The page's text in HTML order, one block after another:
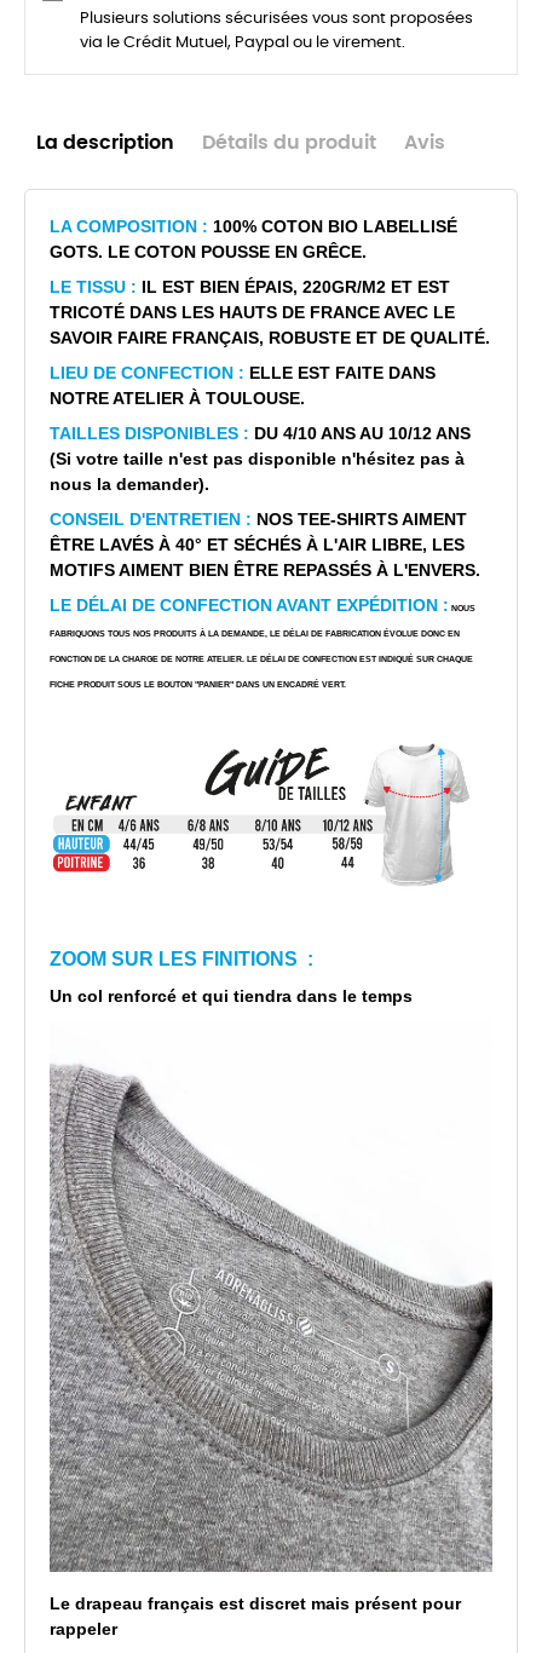
Plusieurs solutions sécurisées vous sont proposées
via le Crédit Mutuel, Paypal ou le virement.
La description Détails du produit Avis
LA COMPOSITION : 100% COTON BIO LABELLISÉ
GOTS. LE COTON POUSSE EN GRÊCE.
LE TISSU : IL EST BIEN ÉPAIS, 220GR/M2 ET EST
TRICOTÉ DANS LES HAUTS DE FRANCE AVEC LE
SAVOIR FAIRE FRANÇAIS, ROBUSTE ET DE QUALITÉ.
LIEU DE CONFECTION : ELLE EST FAITE DANS
NOTRE ATELIER À TOULOUSE.
TAILLES DISPONIBLES : DU 4/10 ANS AU 10/12 ANS
(Si votre taille n'est pas disponible n'hésitez pas à
nous la demander).
CONSEIL D'ENTRETIEN : NOS TEE-SHIRTS AIMENT
ÊTRE LAVÉS À 40° ET SÉCHÉS À L'AIR LIBRE, LES
MOTIFS AIMENT BIEN ÊTRE REPASSÉS À L'ENVERS.
LE DÉLAI DE CONFECTION AVANT EXPÉDITION : NOUS
FABRIQUONS TOUS NOS PRODUITS À LA DEMANDE, LE DÉLAI DE FABRICATION ÉVOLUE DONC EN
FONCTION DE LA CHARGE DE NOTRE ATELIER. LE DÉLAI DE CONFECTION EST INDIQUÉ SUR CHAQUE
FICHE PRODUIT SOUS LE BOUTON "PANIER" DANS UN ENCADRÉ VERT.
ZOOM SUR LES FINITIONS :
Un col renforcé et qui tiendra dans le temps
Le drapeau français est discret mais présent pour
rappeler